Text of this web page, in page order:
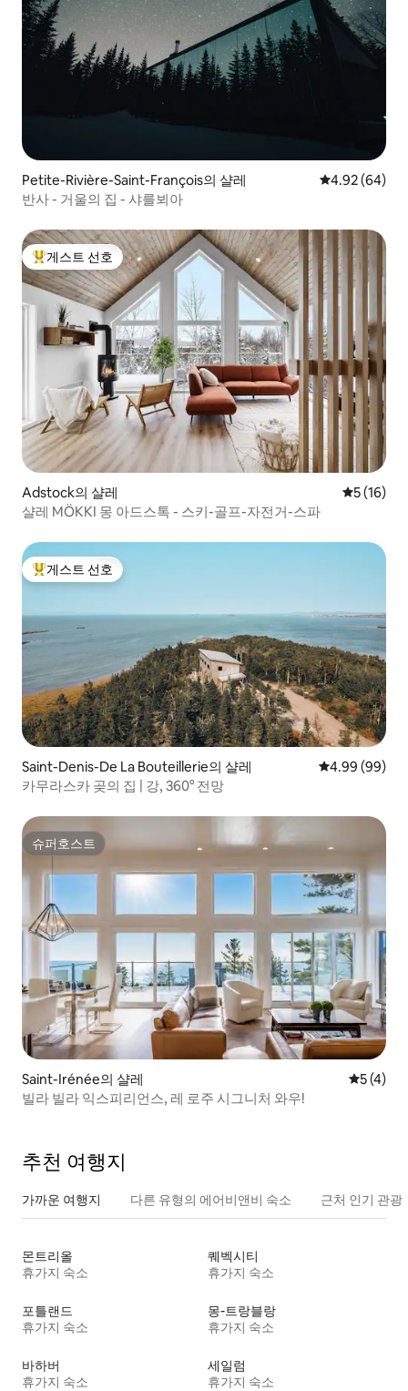
Petite-Rivière-Saint-François의 샬레 평점 4.92점(5
4.92 (64)
반사 - 거울의 집 - 샤를뵈아
상위 게스트 선호
게스트 선호
Adstock의 샬레 평점 5점
5 (16)
샬레 MÖKKI 몽 아드스톡 - 스키-골프-자전거-스파
상위 게스트 선호
게스트 선호
Saint-Denis-De La Bouteillerie의 샬레 평점 4.99점(5
4.99 (99)
카무라스카 곶의 집 | 강, 360° 전망
슈퍼호스트
슈퍼호스트
Saint-Irénée의 샬레 평점 5점
5 (4)
빌라 빌라 익스피리언스, 레 로주 시그니처 와우!
추천 여행지
가까운 여행지 다른 유형의 에어비앤비 숙소 근처 인기 관광
몬트리올
휴가지 숙소
퀘벡시티
휴가지 숙소
포틀랜드
휴가지 숙소
몽-트랑블랑
휴가지 숙소
바하버
휴가지 숙소
세일럼
휴가지 숙소